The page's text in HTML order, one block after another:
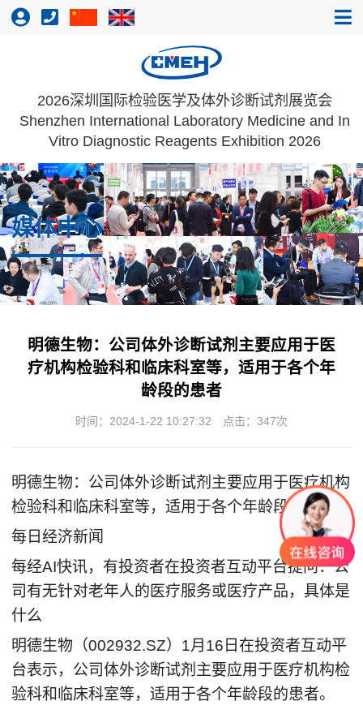
2026深圳国际检验医学及体外诊断试剂展览会
Shenzhen International Laboratory Medicine and In
Vitro Diagnostic Reagents Exhibition 2026
媒体中心
明德生物：公司体外诊断试剂主要应用于医
疗机构检验科和临床科室等，适用于各个年
龄段的患者
时间：2024-1-22 10:27:32 点击： 347次
明德生物：公司体外诊断试剂主要应用于医疗机构
检验科和临床科室等，适用于各个年龄段的患者
每日经济新闻
每经AI快讯，有投资者在投资者互动平台提问：公
司有无针对老年人的医疗服务或医疗产品，具体是
什么
明德生物（002932.SZ） 1月 16 日在投资者互动平
台表示，公司体外诊断试剂主要应用于医疗机构检
验科和临床科室等，适用于各个年龄段的患者。